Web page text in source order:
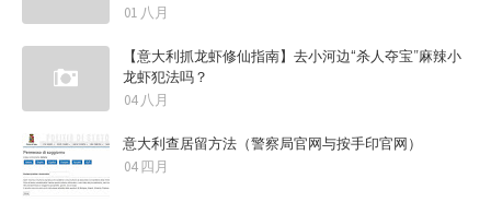
01 八月
【意大利抓龙虾修仙指南】去小河边“杀人夺宝”麻辣小
龙虾犯法吗？
04 八月
意大利查居留方法（警察局官网与按手印官网）
04 四月